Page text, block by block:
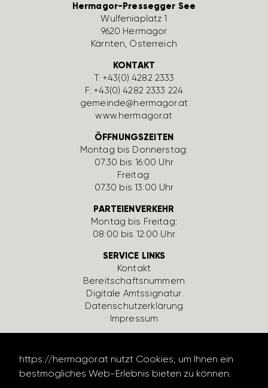
https://hermagor.at nutzt Cookies, um Ihnen ein
bestmögliches Web-Erlebnis bieten zu können.
Hermagor-Pressegger See
Wulfe­nia­platz 1
9620 Hermagor
Kärnten, Öster­reich
KONTAKT
T:+43(0) 4282 2333
F: +43(0) 4282 2333 224
gemeinde@hermagor.at
www.hermagor.at
ÖFFNUNGSZEITEN
Montag bis Donnerstag:
07:30 bis 16:00 Uhr
Freitag:
07:30 bis 13:00 Uhr
PARTEIENVERKEHR
Montag bis Freitag:
08:00 bis 12:00 Uhr
SERVICE LINKS
Kontakt
Bereit­schafts­num­mern
Digi­tale Amts­si­gnatur
Daten­schutz­er­klä­rung
Impressum